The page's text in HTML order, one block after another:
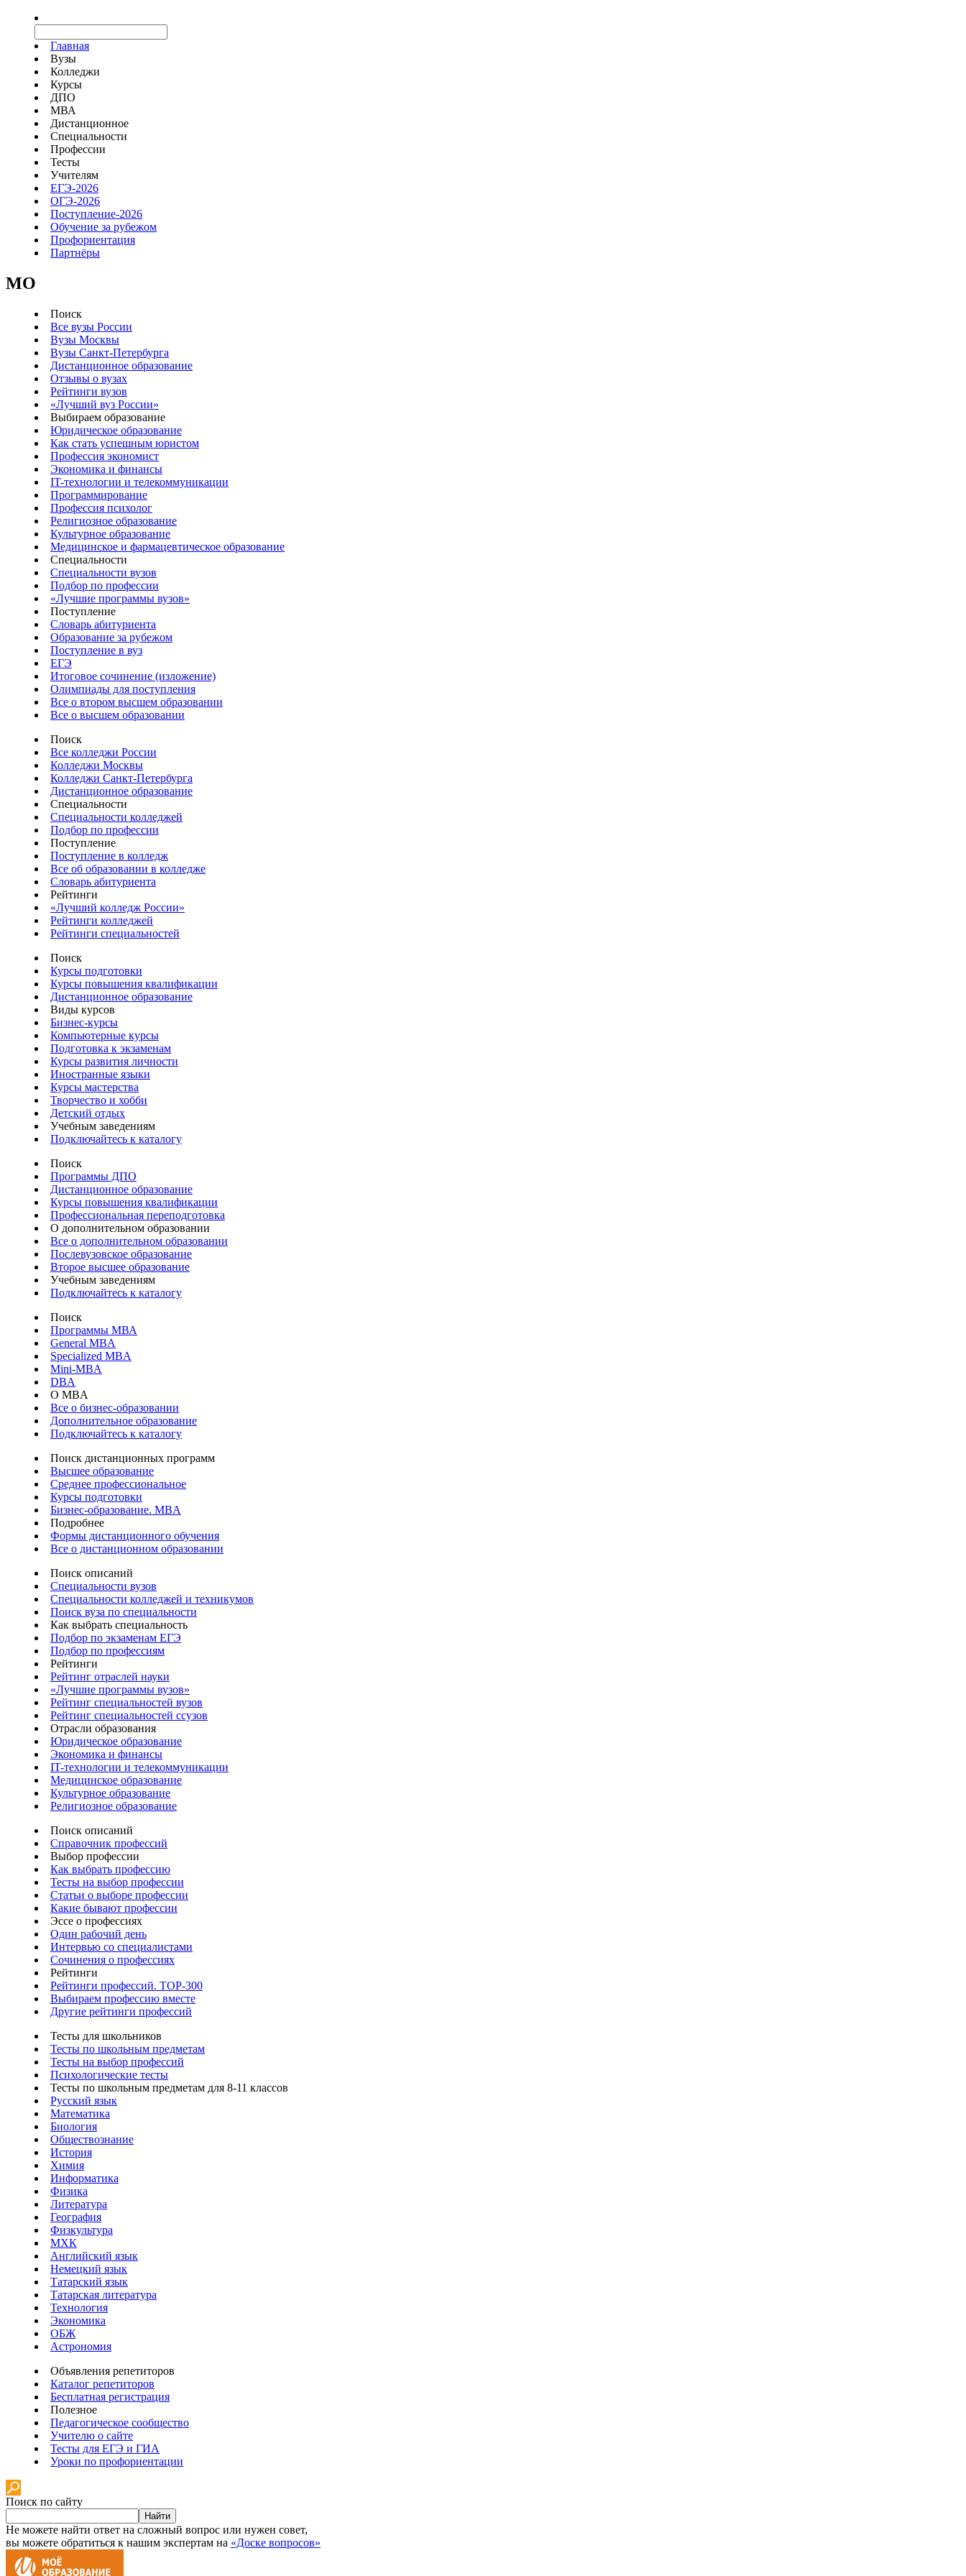
Главная
Вузы
Колледжи
Курсы
ДПО
МВА
Дистанционное
Специальности
Профессии
Тесты
Учителям
ЕГЭ-2026
ОГЭ-2026
Поступление-2026
Обучение за рубежом
Профориентация
Партнёры
MO
Поиск
Все вузы России
Вузы Москвы
Вузы Санкт-Петербурга
Дистанционное образование
Отзывы о вузах
Рейтинги вузов
«Лучший вуз России»
Выбираем образование
Юридическое образование
Как стать успешным юристом
Профессия экономист
Экономика и финансы
IT-технологии и телекоммуникации
Программирование
Профессия психолог
Религиозное образование
Культурное образование
Медицинское и фармацевтическое образование
Специальности
Специальности вузов
Подбор по профессии
«Лучшие программы вузов»
Поступление
Словарь абитуриента
Образование за рубежом
Поступление в вуз
ЕГЭ
Итоговое сочинение (изложение)
Олимпиады для поступления
Все о втором высшем образовании
Все о высшем образовании
Поиск
Все колледжи России
Колледжи Москвы
Колледжи Санкт-Петербурга
Дистанционное образование
Специальности
Специальности колледжей
Подбор по профессии
Поступление
Поступление в колледж
Все об образовании в колледже
Словарь абитуриента
Рейтинги
«Лучший колледж России»
Рейтинги колледжей
Рейтинги специальностей
Поиск
Курсы подготовки
Курсы повышения квалификации
Дистанционное образование
Виды курсов
Бизнес-курсы
Компьютерные курсы
Подготовка к экзаменам
Курсы развития личности
Иностранные языки
Курсы мастерства
Творчество и хобби
Детский отдых
Учебным заведениям
Подключайтесь к каталогу
Поиск
Программы ДПО
Дистанционное образование
Курсы повышения квалификации
Профессиональная переподготовка
О дополнительном образовании
Все о дополнительном образовании
Послевузовское образование
Второе высшее образование
Учебным заведениям
Подключайтесь к каталогу
Поиск
Программы МВА
General MBA
Specialized MBA
Mini-MBA
DBA
О MBA
Все о бизнес-образовании
Дополнительное образование
Подключайтесь к каталогу
Поиск дистанционных программ
Высшее образование
Среднее профессиональное
Курсы подготовки
Бизнес-образование. MBA
Подробнее
Формы дистанционного обучения
Все о дистанционном образовании
Поиск описаний
Специальности вузов
Специальности колледжей и техникумов
Поиск вуза по специальности
Как выбрать специальность
Подбор по экзаменам ЕГЭ
Подбор по профессиям
Рейтинги
Рейтинг отраслей науки
«Лучшие программы вузов»
Рейтинг специальностей вузов
Рейтинг специальностей ссузов
Отрасли образования
Юридическое образование
Экономика и финансы
IT-технологии и телекоммуникации
Медицинское образование
Культурное образование
Религиозное образование
Поиск описаний
Справочник профессий
Выбор профессии
Как выбрать профессию
Тесты на выбор профессии
Статьи о выборе профессии
Какие бывают профессии
Эссе о профессиях
Один рабочий день
Интервью со специалистами
Сочинения о профессиях
Рейтинги
Рейтинги профессий. TOP-300
Выбираем профессию вместе
Другие рейтинги профессий
Тесты для школьников
Тесты по школьным предметам
Тесты на выбор профессий
Психологические тесты
Тесты по школьным предметам для 8-11 классов
Русский язык
Математика
Биология
Обществознание
История
Химия
Информатика
Физика
Литература
География
Физкультура
МХК
Английский язык
Немецкий язык
Татарский язык
Татарская литература
Технология
Экономика
ОБЖ
Астрономия
Объявления репетиторов
Каталог репетиторов
Бесплатная регистрация
Полезное
Педагогическое сообщество
Учителю о сайте
Тесты для ЕГЭ и ГИА
Уроки по профориентации
Поиск по сайту
Найти
Не можете найти ответ на сложный вопрос или нужен совет,
вы можете обратиться к нашим экспертам на «Доске вопросов»